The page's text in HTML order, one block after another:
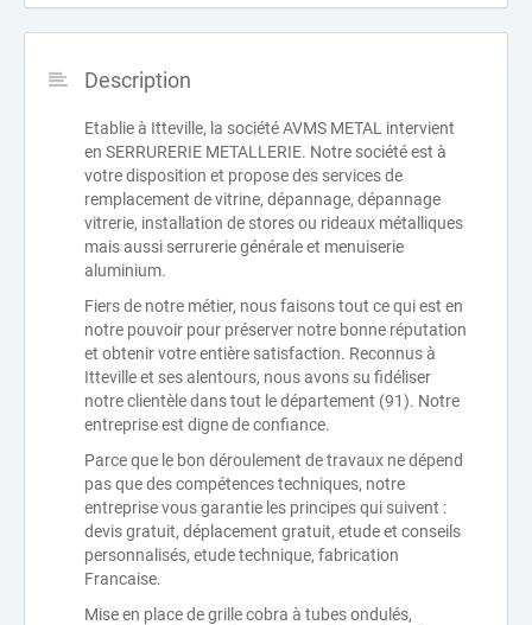
Description
Etablie à Itteville, la société AVMS METAL intervient
en SERRURERIE METALLERIE. Notre société est à
votre disposition et propose des services de
remplacement de vitrine, dépannage, dépannage
vitrerie, installation de stores ou rideaux métalliques
mais aussi serrurerie générale et menuiserie
aluminium.
Fiers de notre métier, nous faisons tout ce qui est en
notre pouvoir pour préserver notre bonne réputation
et obtenir votre entière satisfaction. Reconnus à
Itteville et ses alentours, nous avons su fidéliser
notre clientèle dans tout le département (91). Notre
entreprise est digne de confiance.
Parce que le bon déroulement de travaux ne dépend
pas que des compétences techniques, notre
entreprise vous garantie les principes qui suivent :
devis gratuit, déplacement gratuit, etude et conseils
personnalisés, etude technique, fabrication
Francaise.
Mise en place de grille cobra à tubes ondulés,